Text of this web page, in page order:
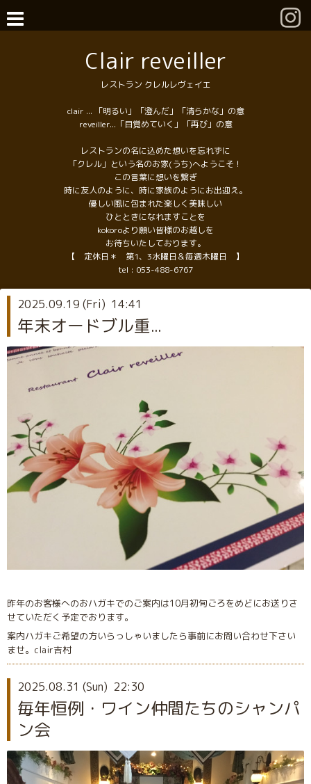
Clair reveiller
レストラン クレルレヴェイエ
clair ... 「明るい」「澄んだ」「清らかな」の意
reveiller...「目覚めていく」「再び」の意
レストランの名に込めた想いを忘れずに
「クレル」という名のお家(うち)へようこそ！
この言葉に想いを繋ぎ
時に友人のように、時に家族のようにお出迎え。
優しい風に包まれた楽しく美味しい
ひとときになれますことを
kokoroより願い皆様のお越しを
お待ちいたしております。
【 定休日＊ 第1、3水曜日＆毎週木曜日 】
tel : 053-488-6767
2025.09.19 (Fri) 14:41
年末オードブル重...
昨年のお客様へのおハガキでのご案内は10月初旬ごろをめどにお送りさ
せていただく予定でおります。
案内ハガキご希望の方いらっしゃいましたら事前にお問い合わせ下さい
ませ。clair吉村
2025.08.31 (Sun) 22:30
毎年恒例・ワイン仲間たちのシャンパ
ン会